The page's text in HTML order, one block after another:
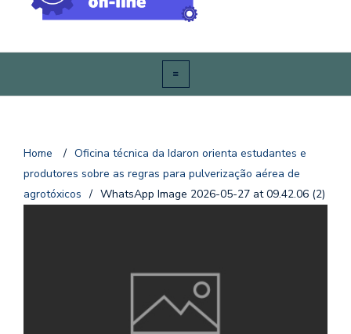
Home / Oficina técnica da Idaron orienta estudantes e
produtores sobre as regras para pulverização aérea de
agrotóxicos / WhatsApp Image 2026-05-27 at 09.42.06 (2)